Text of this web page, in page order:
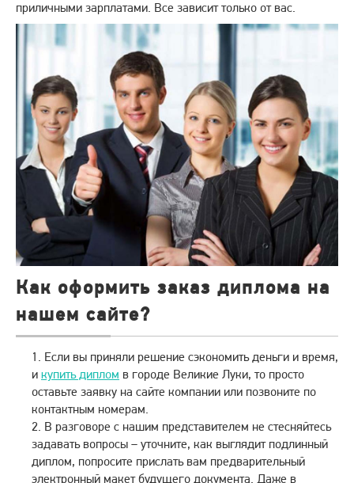
приличными зарплатами. Все зависит только от вас.
Как оформить заказ диплома на
нашем сайте?
Если вы приняли решение сэкономить деньги и время,
и купить диплом в городе Великие Луки, то просто
оставьте заявку на сайте компании или позвоните по
контактным номерам.
В разговоре с нашим представителем не стесняйтесь
задавать вопросы – уточните, как выглядит подлинный
диплом, попросите прислать вам предварительный
электронный макет будущего документа. Даже в